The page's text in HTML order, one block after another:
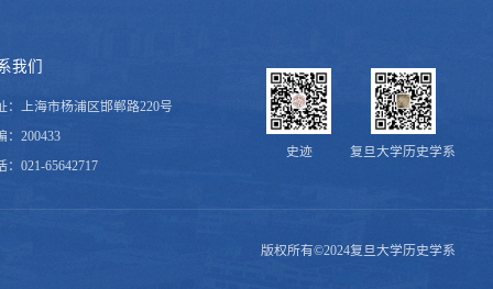
我们
：上海市杨浦区邯郸路220号
：200433
：021-65642717
史迹 复旦大学历史学系
版权所有©2024复旦大学历史学系